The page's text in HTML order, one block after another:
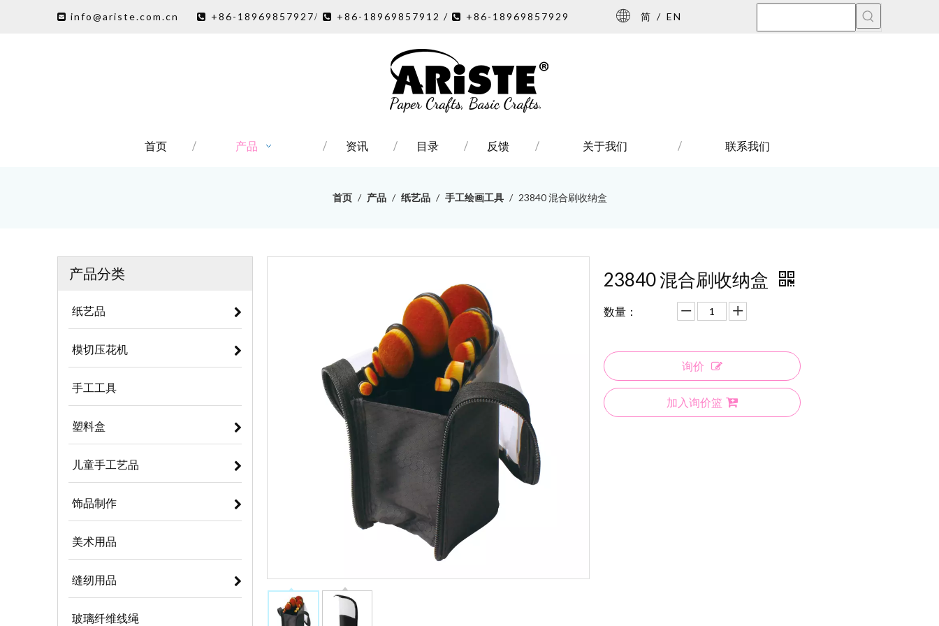
 info@ariste.com.cn  +86-18969857927/  +86-18969857912 /  +86-18969857929 简 / EN
首页 产品 资讯 目录 反馈 关于我们 联系我们
首页 / 产品 / 纸艺品 / 手工绘画工具 / 23840 混合刷收纳盒
产品分类
纸艺品
模切压花机
手工工具
塑料盒
儿童手工艺品
饰品制作
美术用品
缝纫用品
玻璃纤维线绳
23840 混合刷收纳盒
数量：
询价
加入询价篮